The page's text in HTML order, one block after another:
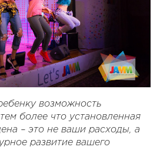
возможность
более что установленная
– это не ваши расходы, а
развитие вашего